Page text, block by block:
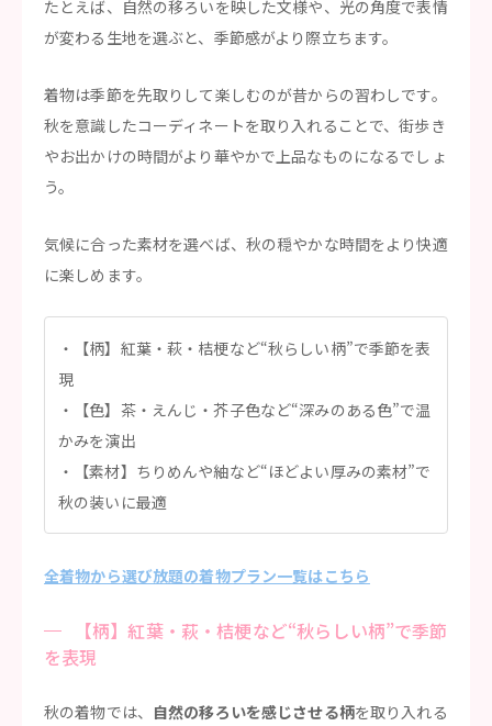
たとえば、自然の移ろいを映した文様や、光の角度で表情
が変わる生地を選ぶと、季節感がより際立ちます。
着物は季節を先取りして楽しむのが昔からの習わしです。
秋を意識したコーディネートを取り入れることで、街歩き
やお出かけの時間がより華やかで上品なものになるでしょ
う。
気候に合った素材を選べば、秋の穏やかな時間をより快適
に楽しめます。
【柄】紅葉・萩・桔梗など“秋らしい柄”で季節を表
現
【色】茶・えんじ・芥子色など“深みのある色”で温
かみを演出
【素材】ちりめんや紬など“ほどよい厚みの素材”で
秋の装いに最適
全着物から選び放題の着物プラン一覧はこちら
【柄】紅葉・萩・桔梗など“秋らしい柄”で季節
を表現
秋の着物では、 自然の移ろいを感じさせる柄を取り入れる